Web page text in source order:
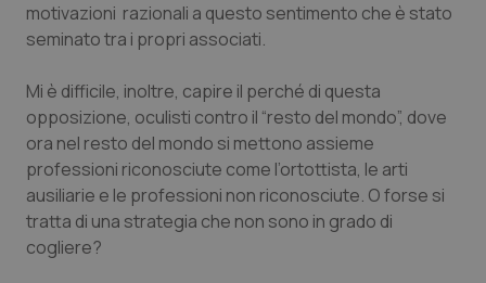
motivazioni razionali a questo sentimento che è stato
seminato tra i propri associati.
Mi è difficile, inoltre, capire il perché di questa
opposizione, oculisti contro il “resto del mondo”, dove
ora nel resto del mondo si mettono assieme
professioni riconosciute come l’ortottista, le arti
ausiliarie e le professioni non riconosciute. O forse si
tratta di una strategia che non sono in grado di
cogliere?